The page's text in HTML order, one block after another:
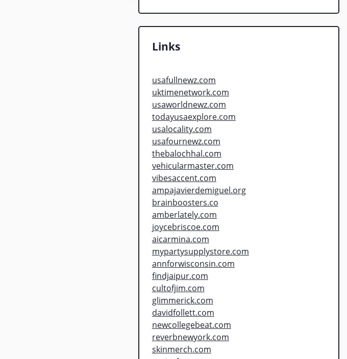
Links
usafullnewz.com
uktimenetwork.com
usaworldnewz.com
todayusaexplore.com
usalocality.com
usafournewz.com
thebalochhal.com
vehicularmaster.com
vibesaccent.com
ampajavierdemiguel.org
brainboosters.co
amberlately.com
joycebriscoe.com
aicarmina.com
mypartysupplystore.com
annforwisconsin.com
findjaipur.com
cultofjim.com
glimmerick.com
davidfollett.com
newcollegebeat.com
reverbnewyork.com
skinmerch.com